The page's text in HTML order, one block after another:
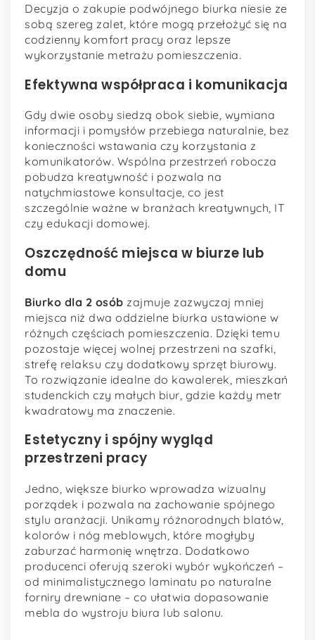
Decyzja o zakupie podwójnego biurka niesie ze
sobą szereg zalet, które mogą przełożyć się na
codzienny komfort pracy oraz lepsze
wykorzystanie metrażu pomieszczenia.
Efektywna współpraca i komunikacja
Gdy dwie osoby siedzą obok siebie, wymiana
informacji i pomysłów przebiega naturalnie, bez
konieczności wstawania czy korzystania z
komunikatorów. Wspólna przestrzeń robocza
pobudza kreatywność i pozwala na
natychmiastowe konsultacje, co jest
szczególnie ważne w branżach kreatywnych, IT
czy edukacji domowej.
Oszczędność miejsca w biurze lub
domu
Biurko dla 2 osób zajmuje zazwyczaj mniej
miejsca niż dwa oddzielne biurka ustawione w
różnych częściach pomieszczenia. Dzięki temu
pozostaje więcej wolnej przestrzeni na szafki,
strefę relaksu czy dodatkowy sprzęt biurowy.
To rozwiązanie idealne do kawalerek, mieszkań
studenckich czy małych biur, gdzie każdy metr
kwadratowy ma znaczenie.
Estetyczny i spójny wygląd
przestrzeni pracy
Jedno, większe biurko wprowadza wizualny
porządek i pozwala na zachowanie spójnego
stylu aranżacji. Unikamy różnorodnych blatów,
kolorów i nóg meblowych, które mogłyby
zaburzać harmonię wnętrza. Dodatkowo
producenci oferują szeroki wybór wykończeń –
od minimalistycznego laminatu po naturalne
forniry drewniane – co ułatwia dopasowanie
mebla do wystroju biura lub salonu.